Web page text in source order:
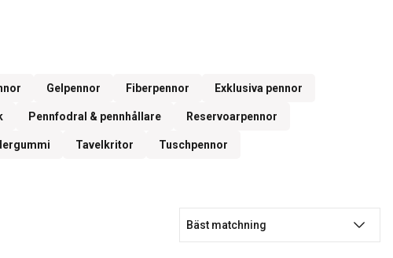
Gelpennor Fiberpennor Exklusiva pennor
Pennfodral & pennhållare Reservoarpennor
Tavelkritor Tuschpennor
Bäst matchning